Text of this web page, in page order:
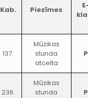
Kab. Piezīmes
137.
Mūzikas
stunda
atcelta
P
236.
Mūzikas
stunda
P